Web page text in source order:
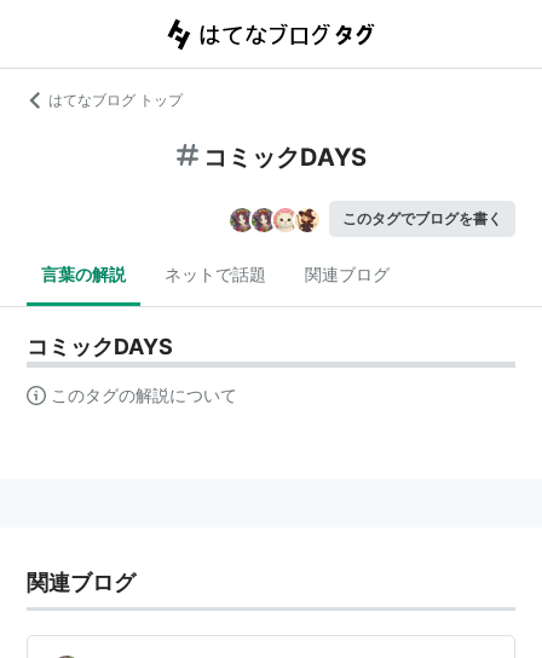
はてなブログ トップ
コミックDAYS
このタグでブログを書く
言葉の解説 ネットで話題 関連ブログ
コミックDAYS
このタグの解説について
関連ブログ